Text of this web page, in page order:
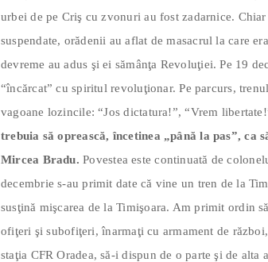
urbei de pe Criş cu zvonuri au fost zadarnice.
suspendate, orădenii au aflat de masacrul la care
devreme au adus şi ei sămânţa Revoluţiei. Pe 19
“încărcat” cu spiritul revoluţionar. Pe parcurs,
vagoane lozincile: “Jos dictatura!”, “Vrem
trebuia să oprească, încetinea „până la pas”, ca
Mircea Bradu.Povestea este continuată de
decembrie s-au primit date că vine un tren de la
susţină mişcarea de la Timişoara. Am primit ordin
ofiţeri şi subofiţeri, înarmaţi cu armament de
staţia CFR Oradea, să-i dispun de o parte şi de